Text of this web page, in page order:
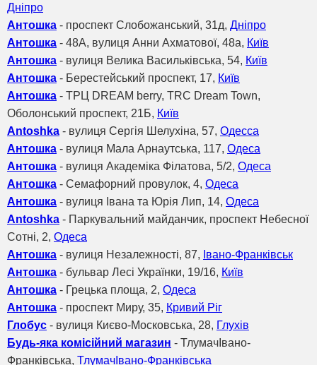
Дніпро
Антошка - проспект Слобожанський, 31д, Дніпро
Антошка - 48A, вулиця Анни Ахматової, 48а, Київ
Антошка - вулиця Велика Васильківська, 54, Київ
Антошка - Берестейський проспект, 17, Київ
Антошка - ТРЦ DREAM berry, TRC Dream Town,
Оболонський проспект, 21Б, Київ
Antoshka - вулиця Сергія Шелухіна, 57, Одесса
Антошка - вулиця Мала Арнаутська, 117, Одеса
Антошка - вулиця Академіка Філатова, 5/2, Одеса
Антошка - Семафорний провулок, 4, Одеса
Антошка - вулиця Івана та Юрія Лип, 14, Одеса
Antoshka - Паркувальний майданчик, проспект Небесної
Сотні, 2, Одеса
Антошка - вулиця Незалежності, 87, Івано-Франківськ
Антошка - бульвар Лесі Українки, 19/16, Київ
Антошка - Грецька площа, 2, Одеса
Антошка - проспект Миру, 35, Кривий Ріг
Глобус - вулиця Києво-Московська, 28, Глухів
Будь-яка комісійний магазин - ТлумачІвано-
Франківська, ТлумачІвано-Франківська